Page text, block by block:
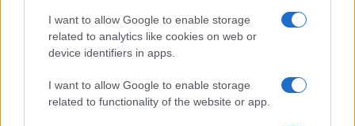
I want to allow Google to enable storage
related to analytics like cookies on web or
device identifiers in apps.
I want to allow Google to enable storage
related to functionality of the website or app.
Come abbinare i pantaloni Capri con le kitten heels:
consigli e ispirazioni